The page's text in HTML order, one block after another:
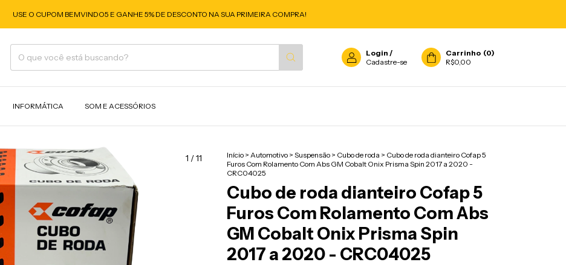
USE O CUPOM BEMVINDO5 E GANHE 5% DE DESCONTO NA SUA PRIMEIRA COMPRA!
Login /
Cadastre-se
Carrinho (0)
R$0,00
INFORMÁTICA SOM E ACESSÓRIOS
1 /11 Início > Automotivo > Suspensão > Cubo de roda > Cubo de roda dianteiro Cofap 5
Furos Com Rolamento Com Abs GM Cobalt Onix Prisma Spin 2017 a 2020 -
CRC04025
Cubo de roda dianteiro Cofap 5
Furos Com Rolamento Com Abs
GM Cobalt Onix Prisma Spin
2017 a 2020 - CRC04025